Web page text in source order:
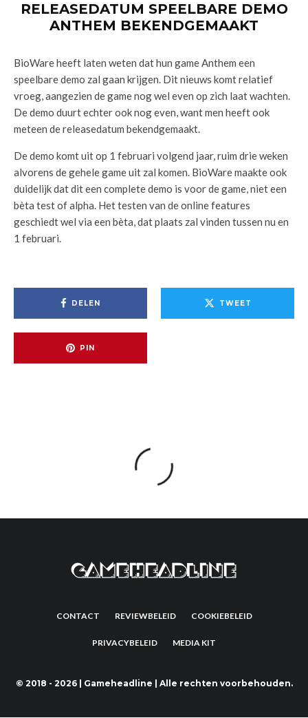
RELEASEDATUM SPEELBARE DEMO
ANTHEM BEKENDGEMAAKT
BioWare heeft laten weten dat hun game Anthem een
speelbare demo zal gaan krijgen. Dit nieuws komt relatief
vroeg, aangezien de game nog wel even op zich laat wachten.
De demo duurt echter ook nog even, want men heeft ook
meteen de releasedatum bekendgemaakt.
De demo komt uit op 1 februari volgend jaar, ruim drie weken
alvorens de gehele game uit zal komen. BioWare maakte ook
duidelijk dat dit een complete demo is voor de game, niet een
bèta test of alpha. Het testen van de online features
geschiedt wel via een bèta, dat plaats zal vinden tussen nu en
1 februari.
DELEN TWEET
PIN
CONTACT REVIEWBELEID COOKIEBELEID
PRIVACYBELEID MEDIA KIT
© 2018 - 2026 | Gameheadline | Alle rechten voorbehouden.